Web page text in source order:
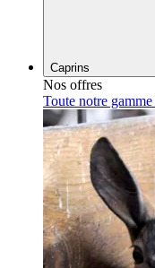
Caprins
Nos offres
Toute notre gamme